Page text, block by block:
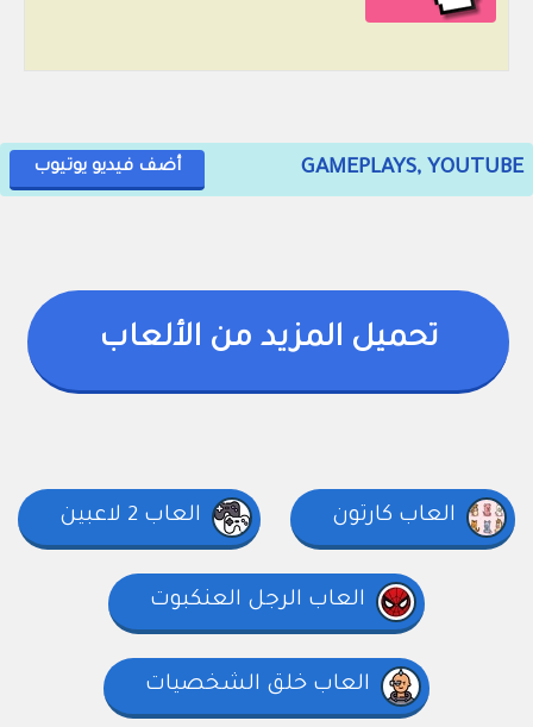
GAMEPLAYS, YOUTUBE أضف فيديو يوتيوب
تحميل المزيد من الألعاب
العاب كارتون العاب 2 لاعبين
العاب الرجل العنكبوت
العاب خلق الشخصيات